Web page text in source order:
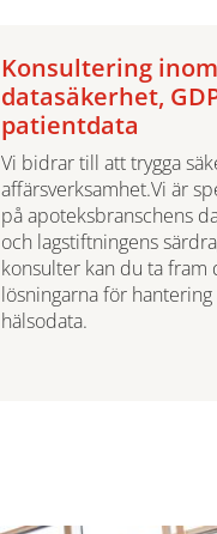
Konsultering inom
datasäkerhet,
patientdata
Vi bidrar till att trygga
affärsverksamhet.Vi är
på apoteksbranschens
och lagstiftningens
konsulter kan du ta fram
lösningarna för
hälsodata.